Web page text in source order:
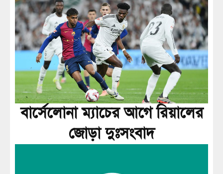
বার্সেলোনা ম্যাচের আগে রিয়ালের
জোড়া দুঃসংবাদ